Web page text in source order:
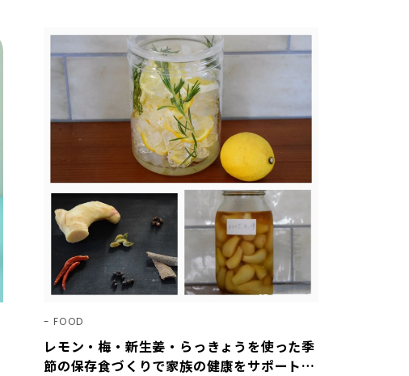
FOOD
レモン・梅・新生姜・らっきょうを使った季
節の保存食づくりで家族の健康をサポート！